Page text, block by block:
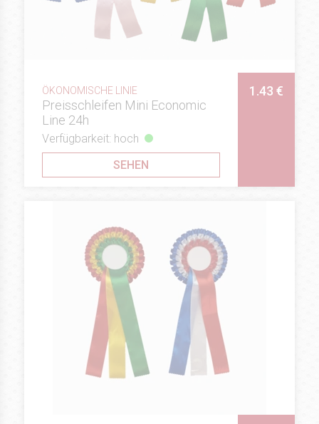
ÖKONOMISCHE LINIE
Preisschleifen Mini Economic
Line 24h
1.43 €
Verfügbarkeit: hoch
SEHEN